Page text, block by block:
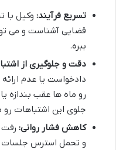
تسریع فرآیند: وکیل با
قضایی آشناست و می
ببره.
دقت و جلوگیری از
دادخواست یا عدم
رو ماه ها عقب بندازه
جلوی این اشتباهات رو
کاهش فشار روانی: رفت
و تحمل استرس جلسات